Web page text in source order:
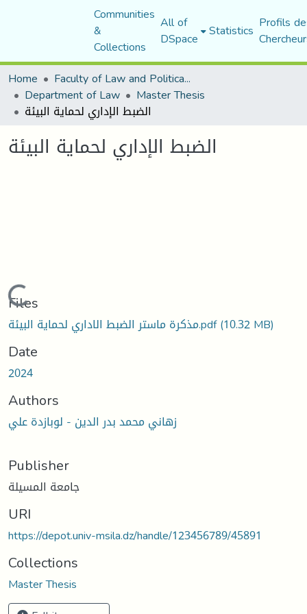
Communities
&
Collections
All of
DSpace Statistics Profils
Home
Faculty of Law and Political Science
Department of Law Master Thesis
الضبط الإداري لحماية البيئة
الضبط الإداري لحماية البيئة
Loading...
Files
مذكرة ماستر الضبط الاداري لحماية البيئة.pdf(10.32 MB)
Date
2024
Authors
زهاني محمد بدر الدين - لوبازدة علي
Publisher
جامعة المسيلة
URI
https://depot.univ-msila.dz/handle/123456789/45891
Collections
Master Thesis